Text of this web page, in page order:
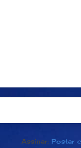
Assinar: Postar